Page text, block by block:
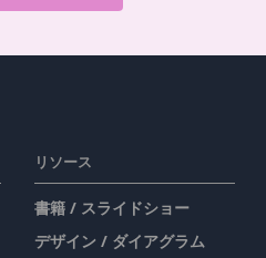
リソース
書籍 / スライドショー
デザイン / ダイアグラム